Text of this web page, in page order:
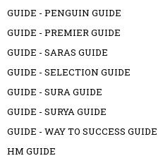
GUIDE - PENGUIN GUIDE
GUIDE - PREMIER GUIDE
GUIDE - SARAS GUIDE
GUIDE - SELECTION GUIDE
GUIDE - SURA GUIDE
GUIDE - SURYA GUIDE
GUIDE - WAY TO SUCCESS GUIDE
HM GUIDE